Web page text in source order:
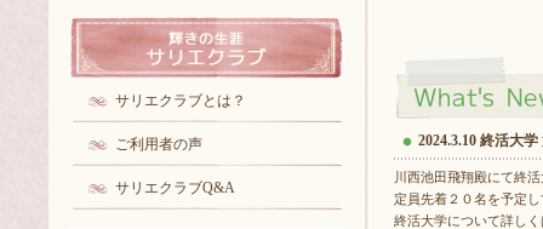
サリエクラブとは？
ご利用者の声
サリエクラブQ&A
2024.3.10 終活大
川西池田飛翔殿にて終
定員先着２０名を予定
終活大学について詳しく